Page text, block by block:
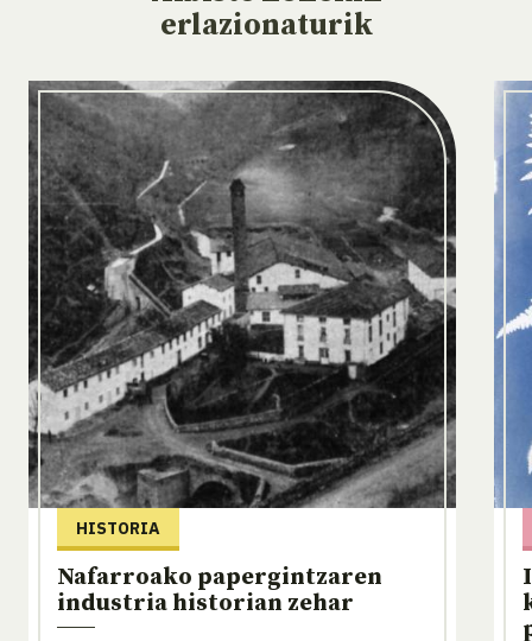
erlazionaturik
HISTORIA
Nafarroako papergintzaren
industria historian zehar